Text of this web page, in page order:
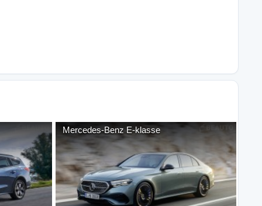
Mercedes-Benz E-klasse